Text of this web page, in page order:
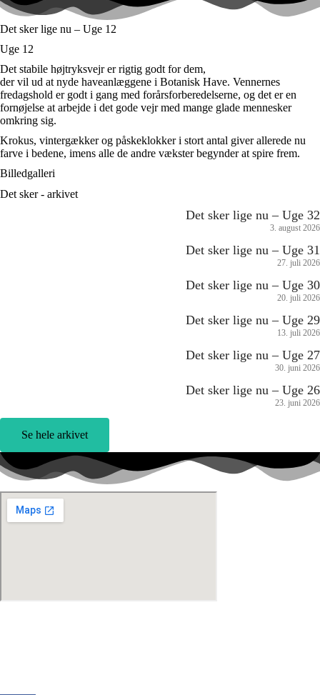
Det sker lige nu – Uge 12
Uge 12
Det stabile højtryksvejr er rigtig godt for dem,
der vil ud at nyde haveanlæggene i Botanisk Have. Vennernes
fredagshold er godt i gang med forårsforberedelserne, og det er en
fornøjelse at arbejde i det gode vejr med mange glade mennesker
omkring sig.
Krokus, vintergækker og påskeklokker i stort antal giver allerede nu
farve i bedene, imens alle de andre vækster begynder at spire frem.
Billedgalleri
Det sker - arkivet
Det sker lige nu – Uge 32
3. august 2026
Det sker lige nu – Uge 31
27. juli 2026
Det sker lige nu – Uge 30
20. juli 2026
Det sker lige nu – Uge 29
13. juli 2026
Det sker lige nu – Uge 27
30. juni 2026
Det sker lige nu – Uge 26
23. juni 2026
Se hele arkivet